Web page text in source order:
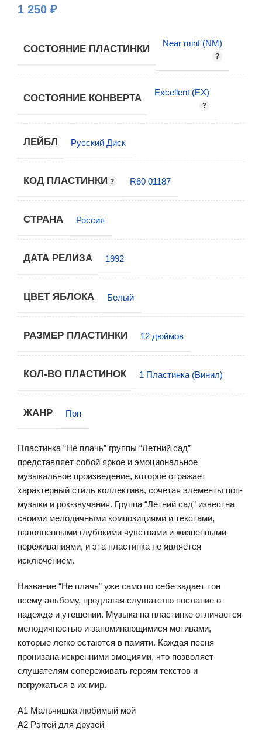
1 250 ₽
СОСТОЯНИЕ ПЛАСТИНКИ
Near mint (NM)
СОСТОЯНИЕ КОНВЕРТА
Excellent (EX)
ЛЕЙБЛ Русский Диск
КОД ПЛАСТИНКИ R60 01187
СТРАНА Россия
ДАТА РЕЛИЗА 1992
ЦВЕТ ЯБЛОКА Белый
РАЗМЕР ПЛАСТИНКИ 12 дюймов
КОЛ-ВО ПЛАСТИНОК 1 Пластинка (Винил)
ЖАНР Поп
Пластинка “Не плачь” группы “Летний сад”
представляет собой яркое и эмоциональное
музыкальное произведение, которое отражает
характерный стиль коллектива, сочетая элементы поп-
музыки и рок-звучания. Группа “Летний сад” известна
своими мелодичными композициями и текстами,
наполненными глубокими чувствами и жизненными
переживаниями, и эта пластинка не является
исключением.
Название “Не плачь” уже само по себе задает тон
всему альбому, предлагая слушателю послание о
надежде и утешении. Музыка на пластинке отличается
мелодичностью и запоминающимися мотивами,
которые легко остаются в памяти. Каждая песня
пронизана искренними эмоциями, что позволяет
слушателям сопереживать героям текстов и
погружаться в их мир.
A1 Мальчишка любимый мой
A2 Рэггей для друзей